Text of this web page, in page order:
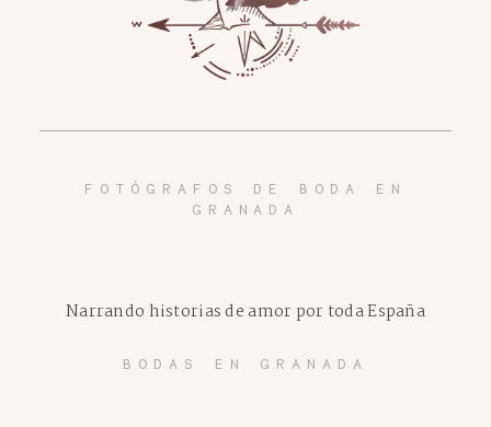
FOTÓGRAFOS DE BODA EN
GRANADA
BODAS EN GRANADA
Narrando historias de amor por toda España